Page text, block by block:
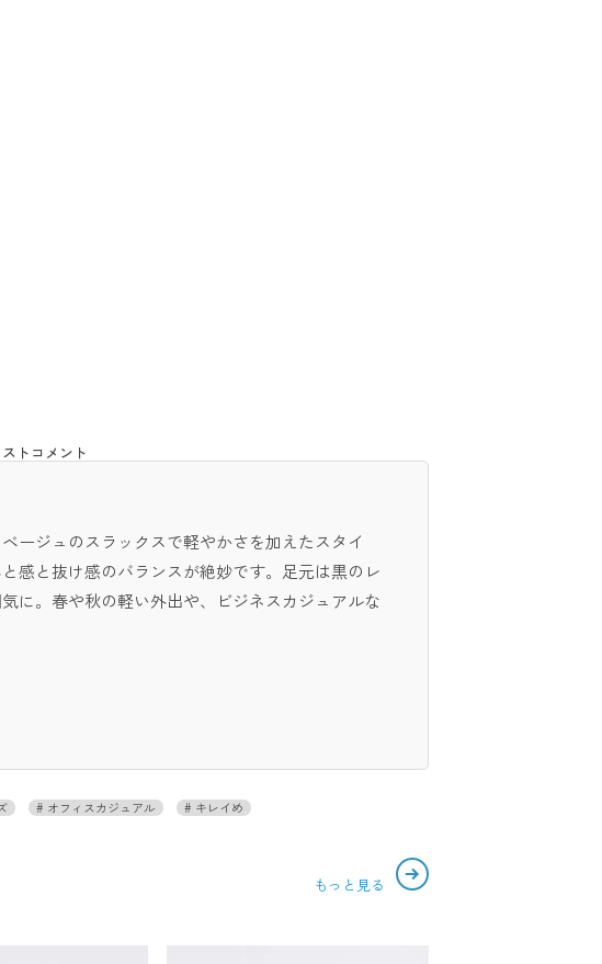
トコメント
ージュのスラックスで軽やかさを加えたスタイ
感と抜け感のバランスが絶妙です。足元は黒のレ
に。春や秋の軽い外出や、ビジネスカジュアルな
オフィスカジュアル キレイめ
もっと見る